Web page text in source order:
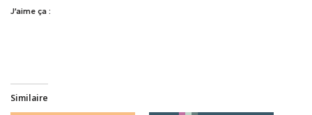
J’aime ça :
Similaire